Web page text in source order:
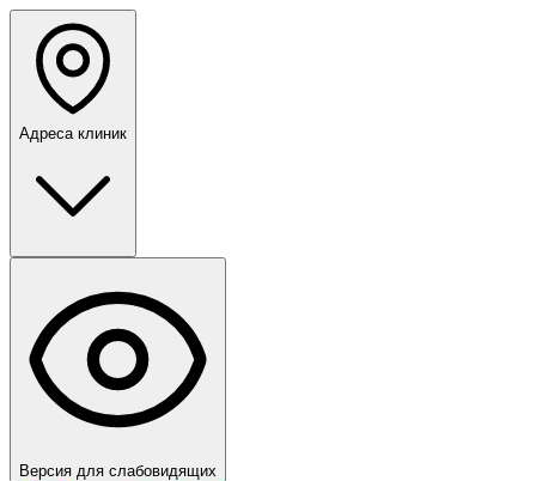
Адреса клиник
Версия для слабовидящих